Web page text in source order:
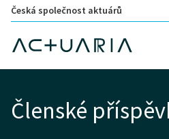
Česká společnost aktuárů
Členské